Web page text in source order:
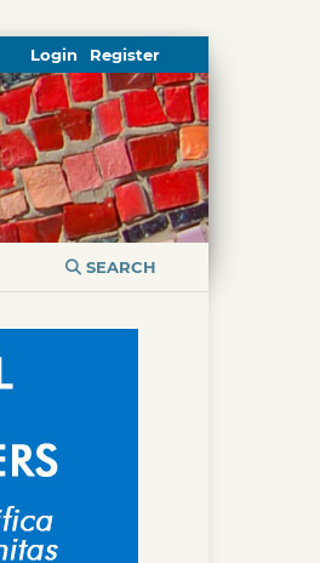
SEARCH
Register
Login